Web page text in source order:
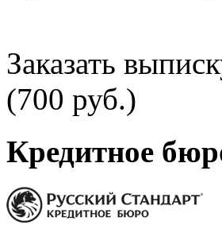
Заказать
(700 руб.)
Кредитное